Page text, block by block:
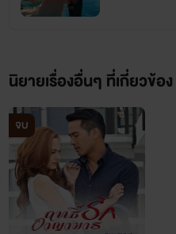
นิยายเรื่องอื่นๆ ที่เกี่ยวข้อง
จบ